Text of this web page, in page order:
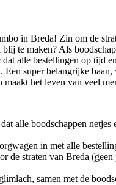
in Breda! Zin om de
blij te maken? Als
alle bestellingen op tijd
Een super belangrijke
maakt het leven van veel
alle boodschappen netjes
in met alle
de straten van Breda
samen met de